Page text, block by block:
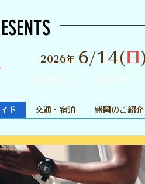
2026年 6/14( 日
ウルトラ100 ウルトラ70
ド 交通・宿泊 盛岡のご紹介